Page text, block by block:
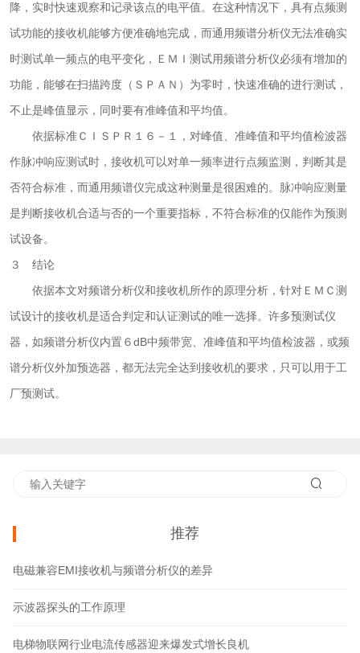
降，实时快速观察和记录该点的电平值。在这种情况下，具有点频测
试功能的接收机能够方便准确地完成，而通用频谱分析仪无法准确实
时测试单一频点的电平变化，ＥＭＩ测试用频谱分析仪必须有增加的
功能，能够在扫描跨度（ＳＰＡＮ）为零时，快速准确的进行测试，
不止是峰值显示，同时要有准峰值和平均值。
依据标准ＣＩＳＰＲ１６－１，对峰值、准峰值和平均值检波器
作脉冲响应测试时，接收机可以对单一频率进行点频监测，判断其是
否符合标准，而通用频谱仪完成这种测量是很困难的。脉冲响应测量
是判断接收机合适与否的一个重要指标，不符合标准的仅能作为预测
试设备。
３ 结论
依据本文对频谱分析仪和接收机所作的原理分析，针对ＥＭＣ测
试设计的接收机是适合判定和认证测试的唯一选择。许多预测试仪
器，如频谱分析仪内置６dB中频带宽、准峰值和平均值检波器，或频
谱分析仪外加预选器，都无法完全达到接收机的要求，只可以用于工
厂预测试。
推荐
电磁兼容EMI接收机与频谱分析仪的差异
示波器探头的工作原理
电梯物联网行业电流传感器迎来爆发式增长良机